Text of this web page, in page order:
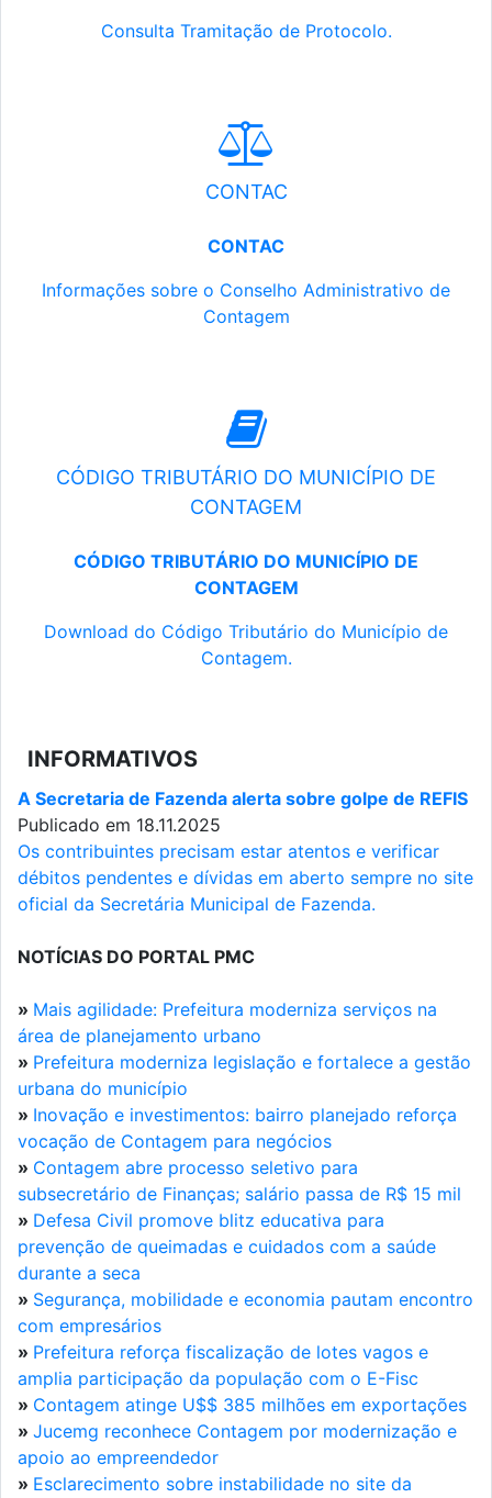
Consulta Tramitação de Protocolo.
CONTAC
CONTAC
Informações sobre o Conselho Administrativo de
Contagem
CÓDIGO TRIBUTÁRIO DO MUNICÍPIO DE
CONTAGEM
CÓDIGO TRIBUTÁRIO DO MUNICÍPIO DE
CONTAGEM
Download do Código Tributário do Município de
Contagem.
INFORMATIVOS
A Secretaria de Fazenda alerta sobre golpe de REFIS
Publicado em 18.11.2025
Os contribuintes precisam estar atentos e verificar
débitos pendentes e dívidas em aberto sempre no site
oficial da Secretária Municipal de Fazenda.
NOTÍCIAS DO PORTAL PMC
» Mais agilidade: Prefeitura moderniza serviços na
área de planejamento urbano
» Prefeitura moderniza legislação e fortalece a gestão
urbana do município
» Inovação e investimentos: bairro planejado reforça
vocação de Contagem para negócios
» Contagem abre processo seletivo para
subsecretário de Finanças; salário passa de R$ 15 mil
» Defesa Civil promove blitz educativa para
prevenção de queimadas e cuidados com a saúde
durante a seca
» Segurança, mobilidade e economia pautam encontro
com empresários
» Prefeitura reforça fiscalização de lotes vagos e
amplia participação da população com o E-Fisc
» Contagem atinge U$$ 385 milhões em exportações
» Jucemg reconhece Contagem por modernização e
apoio ao empreendedor
» Esclarecimento sobre instabilidade no site da